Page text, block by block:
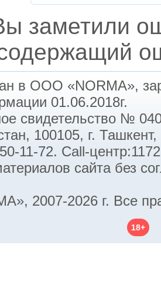
заметили
в ООО «NORMA»,
01.06.2018г.
свидетельство №
100105, г.
11-72. Call-
сайта без
2007-2026 г. Все
18+